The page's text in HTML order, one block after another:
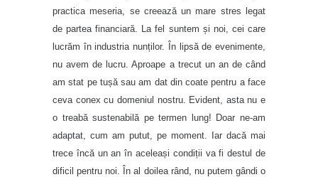
practica meseria, se creează un mare stres legat
de partea financiară. La fel suntem și noi, cei care
lucrăm în industria nunților. În lipsă de evenimente,
nu avem de lucru. Aproape a trecut un an de când
am stat pe tușă sau am dat din coate pentru a face
ceva conex cu domeniul nostru. Evident, asta nu e
o treabă sustenabilă pe termen lung! Doar ne-am
adaptat, cum am putut, pe moment. Iar dacă mai
trece încă un an în aceleași condiții va fi destul de
dificil pentru noi. În al doilea rând, nu putem gândi o